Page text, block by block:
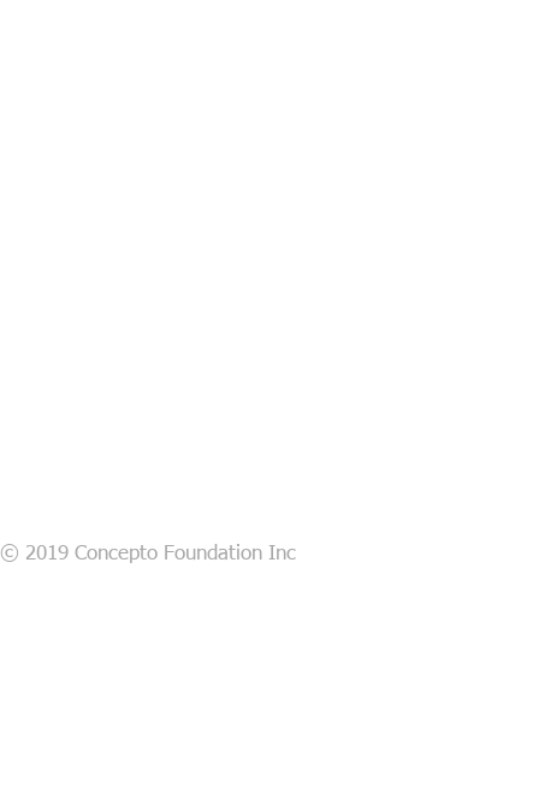
© 2019 Concepto Foundation Inc